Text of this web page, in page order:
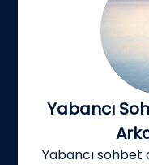
Yabancı
Yabancı sohbet